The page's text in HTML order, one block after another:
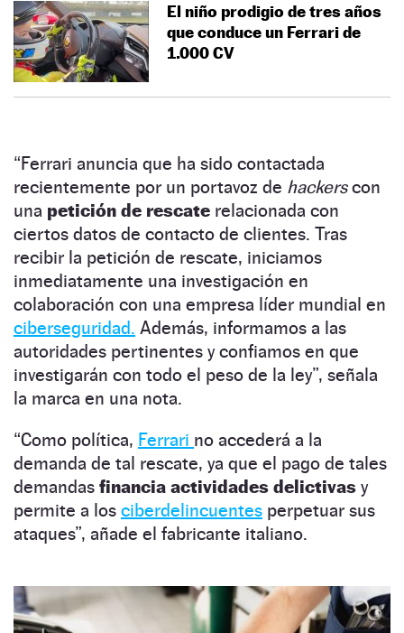
El niño prodigio de tres años
que conduce un Ferrari de
1.000 CV
“Ferrari anuncia que ha sido contactada
recientemente por un portavoz de hackerscon
una petición de rescate relacionada con
ciertos datos de contacto de clientes. Tras
recibir la petición de rescate, iniciamos
inmediatamente una investigación en
colaboración con una empresa líder mundial en
ciberseguridad. Además, informamos a las
autoridades pertinentes y confiamos en que
investigarán con todo el peso de la ley”, señala
la marca en una nota.
“Como política, Ferrari no accederá a la
demanda de tal rescate, ya que el pago de tales
demandas financia actividades delictivas y
permite a los ciberdelincuentes perpetuar sus
ataques”, añade el fabricante italiano.